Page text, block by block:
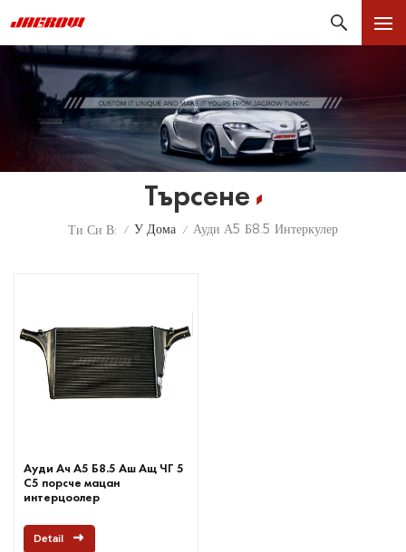
Търсене
Ти Си В: / У Дома / Ауди А5 Б8.5 Интеркулер
Ауди Ач А5 Б8.5 Аш Ащ ЧГ 5
С5 порсче мацан
интерцоолер
Detail